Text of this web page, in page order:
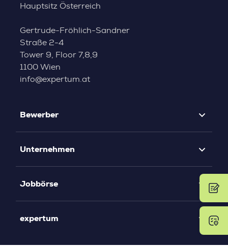
Hauptsitz Österreich
Gertrude-Fröhlich-Sandner
Straße 2-4
Tower 9, Floor 7,8,9
1100 Wien
info@expertum.at
Bewerber
Unternehmen
Jobbörse
expertum